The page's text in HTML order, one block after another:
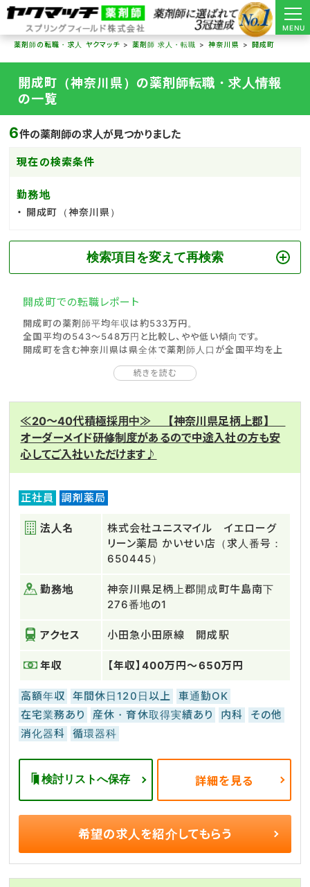
MENU
薬剤師の転職・求人 ヤクマッチ
薬剤師 求人・転職 神奈川県 開成町
開成町（神奈川県）の薬剤師転職・求人情報
の一覧
6件の薬剤師の求人が見つかりました
現在の検索条件
勤務地
開成町（神奈川県）
検索項目を変えて再検索
開成町での転職レポート
開成町の薬剤師平均年収は約533万円。
全国平均の543～548万円と比較し、やや低い傾向です。
開成町を含む神奈川県は県全体で薬剤師人口が全国平均を上
また県内の薬剤師平均年齢が全国平均よりも低く、年功序列で
ただし高齢化が進む北部では医療の重要性が高まり、薬剤師が
必要とされています。
南部・北部と地域差があることが、開成町の特徴です。
積極的な宅地開発が進む南部では患者数も多く、手際良い働き
方を。
開成町は地域によって働き方に差があるため、転職における希
望を整理して幅広い求人を見ることが、転職成功のポイントに
なるでしょう。
続きを読む
≪20～40代積極採用中≫ 【神奈川県足柄上郡】
オーダーメイド研修制度があるので中途入社の方も安
心してご入社いただけます♪
正社員 調剤薬局
法人名
株式会社ユニスマイル イエローグ
リーン薬局 かいせい店（求人番号：
650445）
勤務地
神奈川県足柄上郡開成町牛島南下
276番地の1
アクセス 小田急小田原線 開成駅
年収 【年収】400万円～650万円
高額年収 年間休日120日以上
車通勤OK
在宅業務あり
産休・育休取得実績あり 内科
その他
消化器科
循環器科
検討リストへ保存 詳細を見る
希望の求人を紹介してもらう